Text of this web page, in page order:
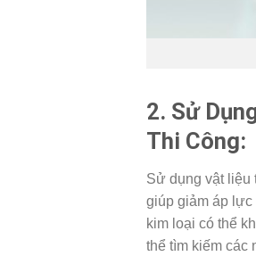
2. Sử
Thi Công:
Sử dụng vật liệu
giúp giảm áp lực
kim loại có thể
thể tìm kiếm các